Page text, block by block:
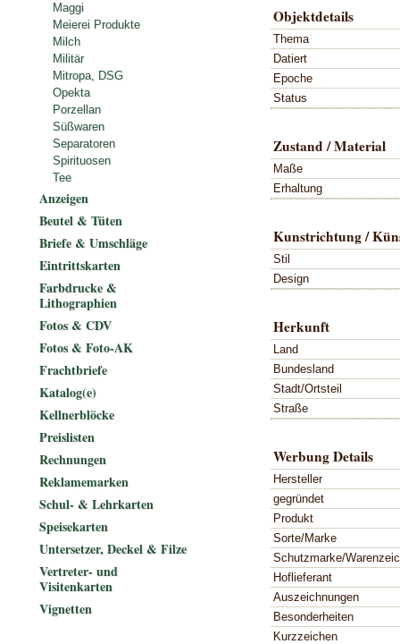
Objektdetails
Thema
Datiert
Epoche
Status
Zustand / Material
Maße
Erhaltung
Kunstrichtung /
Stil
Design
Herkunft
Land
Bundesland
Stadt/Ortsteil
Straße
Werbung Details
Hersteller
gegründet
Produkt
Sorte/Marke
Schutzmarke/
Hoflieferant
Auszeichnungen
Besonderheiten
Kurzzeichen
Maggi
Meierei Produkte
Milch
Militär
Mitropa, DSG
Opekta
Porzellan
Süßwaren
Separatoren
Spirituosen
Tee
Anzeigen
Beutel & Tüten
Briefe & Umschläge
Eintrittskarten
Farbdrucke &
Lithographien
Fotos & CDV
Fotos & Foto-AK
Frachtbriefe
Katalog(e)
Kellnerblöcke
Preislisten
Rechnungen
Reklamemarken
Schul- & Lehrkarten
Speisekarten
Untersetzer, Deckel & Filze
Vertreter- und
Visitenkarten
Vignetten